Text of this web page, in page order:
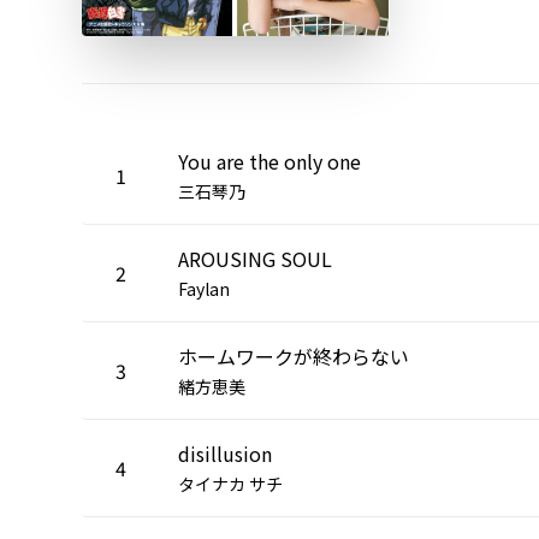
1 You are the only one
三石琴乃
2 AROUSING SOUL
Faylan
3 ホームワークが終わらない
緒方恵美
4 disillusion
タイナカ サチ